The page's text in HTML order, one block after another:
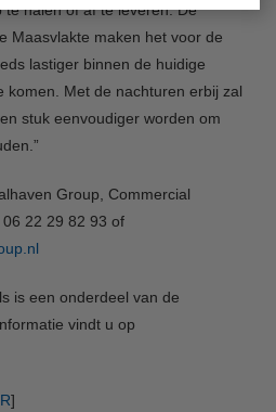
halen of af te leveren. De
Maasvlakte maken het voor de
lastiger binnen de huidige
komen. Met de nachturen erbij zal
stuk eenvoudiger worden om
Group, Commercial
22 29 82 93 of
is een onderdeel van de
vindt u op
]